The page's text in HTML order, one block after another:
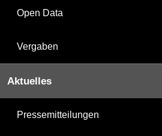
Open Data
Vergaben
Aktuelles
Pressemitteilungen